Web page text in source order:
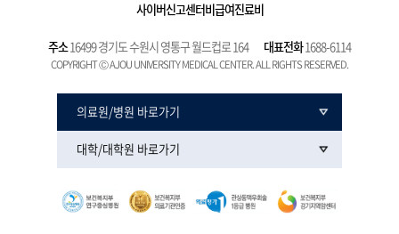
사이버신고센터비급여진료비
주소16499 경기도 수원시 영통구 월드컵로 164 대표전화1688-6114
COPYRIGHT Ⓒ AJOU UNIVERSITY MEDICAL CENTER. ALL RIGHTS RESERVED.
의료원/병원 바로가기
대학/대학원 바로가기